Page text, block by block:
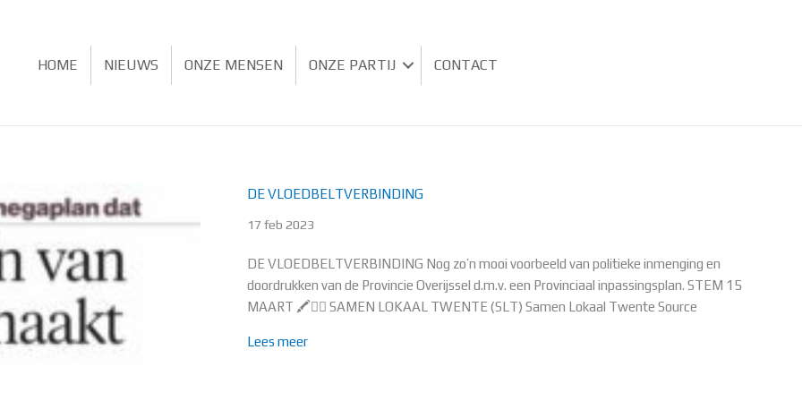
HOME NIEUWS ONZE MENSEN ONZE PARTIJ CONTACT
DE VLOEDBELTVERBINDING
17 feb 2023
DE VLOEDBELTVERBINDING Nog zo’n mooi voorbeeld van politieke inmenging en
doordrukken van de Provincie Overijssel d.m.v. een Provinciaal inpassingsplan. STEM 15
MAART 🖍️👇🏻 SAMEN LOKAAL TWENTE (SLT) Samen Lokaal Twente Source
Lees meerabout DE VLOEDBELTVERBINDING